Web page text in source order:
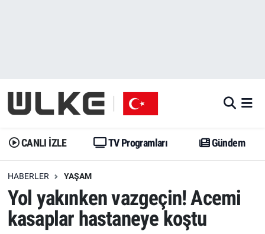
CANLI İZLE TV Programları Gündem
HABERLER YAŞAM
Yol yakınken vazgeçin! Acemi
kasaplar hastaneye koştu
Gündem
Dünya
Erişim Bilgileri
Ekonomi
Gündem
Trend
Erişim Bilgileri
Spor
İstanbul Namaz Vakitleri
Trafik Durumu
Erişim Bilgileri
Tüm Manşetler